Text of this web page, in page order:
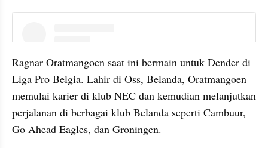
Ragnar Oratmangoen saat ini bermain untuk Dender di
Liga Pro Belgia. Lahir di Oss, Belanda, Oratmangoen
memulai karier di klub NEC dan kemudian melanjutkan
perjalanan di berbagai klub Belanda seperti Cambuur,
Go Ahead Eagles, dan Groningen.